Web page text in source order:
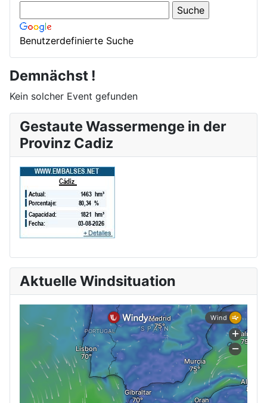
Benutzerdefinierte Suche
Demnächst !
Kein solcher Event gefunden
Gestaute Wassermenge in der
Provinz Cadiz
Aktuelle Windsituation